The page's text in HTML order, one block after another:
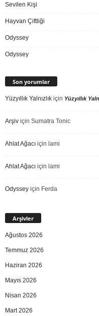
Sevilen Kişi
Hayvan Çiftliği
Odyssey
Odyssey
Son yorumlar
Yüzyıllık Yalnızlık için Yüzyıllık
Arşiv için Sumatra Tonic
Ahlat Ağacı için lami
Ahlat Ağacı için lami
Odyssey için Ferda
Arşivler
Ağustos 2026
Temmuz 2026
Haziran 2026
Mayıs 2026
Nisan 2026
Mart 2026